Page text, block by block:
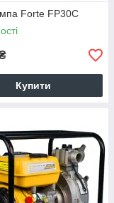
Forte FP30C
Купити